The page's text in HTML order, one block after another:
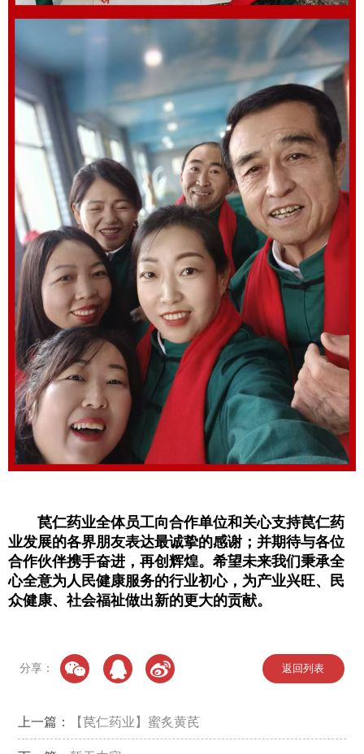
苠仁药业全体员工向合作单位和关心支持苠仁药
业发展的各界朋友表达最诚挚的感谢；并期待与各位
合作伙伴携手奋进，再创辉煌。希望未来我们秉承全
心全意为人民健康服务的行业初心，为产业兴旺、民
众健康、社会福祉做出新的更大的贡献。
分享： 返回列表
上一篇： 【苠仁药业】蜜炙黄芪